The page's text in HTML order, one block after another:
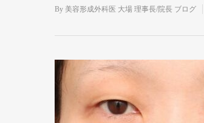
By 美容形成外科医 大場 理事長/院長 ブログ